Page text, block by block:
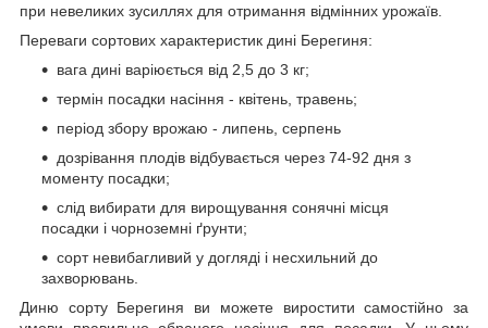
при невеликих зусиллях для отримання відмінних урожаїв.
Переваги сортових характеристик дині Берегиня:
вага дині варіюється від 2,5 до 3 кг;
термін посадки насіння - квітень, травень;
період збору врожаю - липень, серпень
дозрівання плодів відбувається через 74-92 дня з
моменту посадки;
слід вибирати для вирощування сонячні місця
посадки і чорноземні ґрунти;
сорт невибагливий у догляді і несхильний до
захворювань.
Диню сорту Берегиня ви можете виростити самостійно за